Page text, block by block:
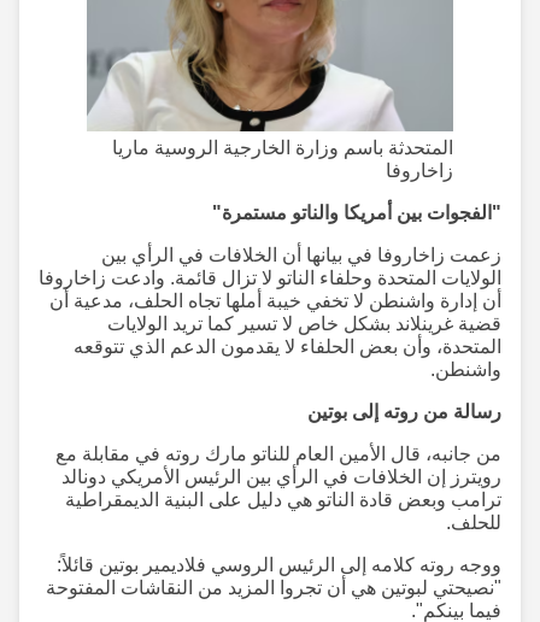
المتحدثة باسم وزارة الخارجية الروسية ماريا
زاخاروفا
"الفجوات بين أمريكا والناتو مستمرة"
زعمت زاخاروفا في بيانها أن الخلافات في الرأي بين
الولايات المتحدة وحلفاء الناتو لا تزال قائمة. وادعت زاخاروفا
أن إدارة واشنطن لا تخفي خيبة أملها تجاه الحلف، مدعية أن
قضية غرينلاند بشكل خاص لا تسير كما تريد الولايات
المتحدة، وأن بعض الحلفاء لا يقدمون الدعم الذي تتوقعه
واشنطن.
رسالة من روته إلى بوتين
من جانبه، قال الأمين العام للناتو مارك روته في مقابلة مع
رويترز إن الخلافات في الرأي بين الرئيس الأمريكي دونالد
ترامب وبعض قادة الناتو هي دليل على البنية الديمقراطية
للحلف.
ووجه روته كلامه إلى الرئيس الروسي فلاديمير بوتين قائلاً:
"نصيحتي لبوتين هي أن تجروا المزيد من النقاشات المفتوحة
فيما بينكم".